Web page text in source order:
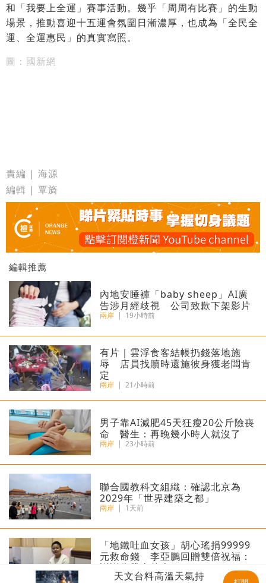
和「我要上全運」賽事活動。幾乎「周周有比賽」的生動
場景，推動喜迎十五運會氛圍日漸濃厚，也成為「全民全
運、全運惠民」的真實寫照。
圖：國新網
責編 | 海源
編輯 | 覃旖
編輯推薦
內地安睡褲「baby sheep」AI廣
告涉月經歧視 公司致歉下架影片
兩岸 | 19小時前
​有片｜雲浮食客結帳扔錢落地施
辱 店員找贖時還施彼身獲老闆肯
定
兩岸 | 21小時前
男子靠AI減肥45天狂瘦20公斤險喪
命 醫生：再晚幾小時人就沒了
兩岸 | 23小時前
聯合國教科文組織：確認北京為
2029年「世界建築之都」
兩岸 | 1天前
「地鐵吐血女孩」胡心瑤捐99999
元救命錢 李亞鵬回贈雙倍祝福：
謝謝你帶來的光
|1天前
天文台料高溫天氣持